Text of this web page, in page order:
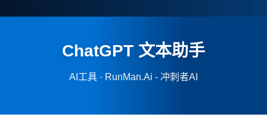
ChatGPT 文本助手
AI工具 · RunMan.Ai - 冲刺者AI